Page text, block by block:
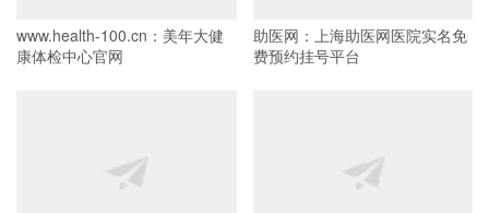
www.health-100.cn：美年大健
康体检中心官网
助医网：上海助医网医院实名免
费预约挂号平台